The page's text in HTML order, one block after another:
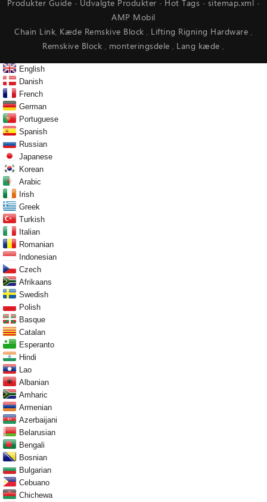
Produkter Guide - Udvalgte Produkter - Hot Tags - sitemap.xml -
AMP Mobil
Chain Link, Kæde Remskive Block , Lifting Rigning Hardware ,
Remskive Block , monteringsdele, Lang kæde,
English
Danish
French
German
Portuguese
Spanish
Russian
Japanese
Korean
Arabic
Irish
Greek
Turkish
Italian
Romanian
Indonesian
Czech
Afrikaans
Swedish
Polish
Basque
Catalan
Esperanto
Hindi
Lao
Albanian
Amharic
Armenian
Azerbaijani
Belarusian
Bengali
Bosnian
Bulgarian
Cebuano
Chichewa